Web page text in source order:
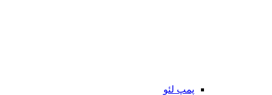
پمپ لئو